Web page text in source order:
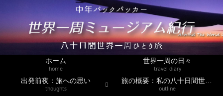
ホーム
home
世界一周の日々
travel diary
出発前夜：旅への思い
thoughts
旅の概要：私の八十日間世界一周
outline